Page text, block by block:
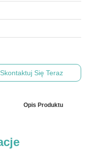
Skontaktuj Się Teraz
Opis Produktu